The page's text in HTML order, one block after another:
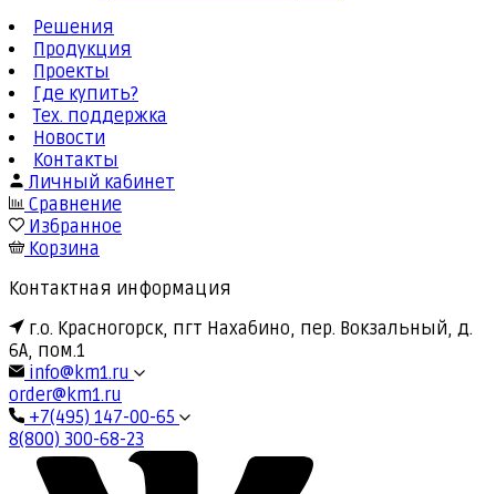
Решения
Продукция
Проекты
Где купить?
Тех. поддержка
Новости
Контакты
Личный кабинет
Сравнение
Избранное
Корзина
Контактная информация
г.о. Красногорск, пгт Нахабино, пер. Вокзальный, д.
6А, пом.1
info@km1.ru
order@km1.ru
+7(495) 147-00-65
8(800) 300-68-23